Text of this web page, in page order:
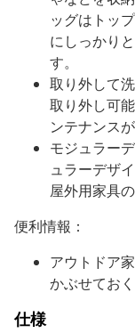
ッグはトッ
にしっかり
す。
取り外して
取り外し可
ンテナンス
モジュラー
ュラーデザ
屋外用家具
便利情報：
アウトドア
かぶせてお
仕様